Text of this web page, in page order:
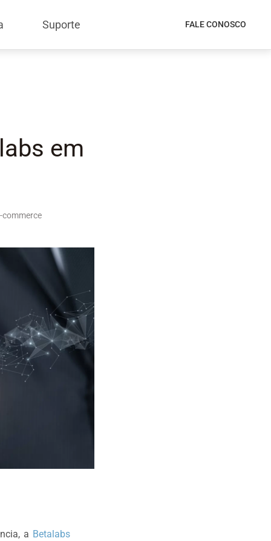
Suporte FALE CONOSCO
em
a Betalabs